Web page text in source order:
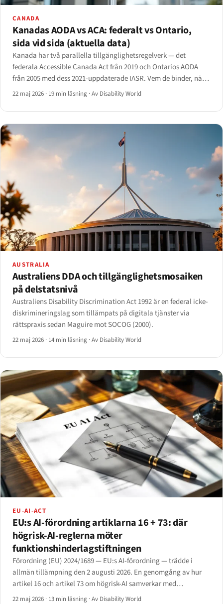
CANADA
Kanadas AODA vs ACA: federalt vs Ontario,
sida vid sida (aktuella data)
Kanada har två parallella tillgänglighetsregelverk — det
federala Accessible Canada Act från 2019 och Ontarios AODA
från 2005 med dess 2021-uppdaterade IASR. Vem de binder, när
efterlevnadskraven slår till, vilka tekniska standarder som gäller
22 maj 2026 · 19 min läsning ·Av Disability World
AUSTRALIA
Australiens DDA och tillgänglighetsmosaiken
på delstatsnivå
Australiens Disability Discrimination Act 1992 är en federal icke-
diskrimineringslag som tillämpats på digitala tjänster via
rättspraxis sedan Maguire mot SOCOG (2000).
22 maj 2026 · 14 min läsning ·Av Disability World
EU-AI-ACT
EU:s AI-förordning artiklarna 16 + 73: där
högrisk-AI-reglerna möter
funktionshinderlagstiftningen
Förordning (EU) 2024/1689 — EU:s AI-förordning — trädde i
allmän tillämpning den 2 augusti 2026. En genomgång av hur
artikel 16 och artikel 73 om högrisk-AI samverkar med
funktionshinderlagstiftningen inom sysselsättning, utbildning
22 maj 2026 · 13 min läsning ·Av Disability World